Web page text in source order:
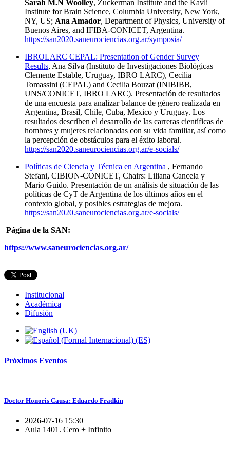
Sarah M.N Woolley, Zuckerman Institute and the Kavli
Institute for Brain Science, Columbia University, New York,
NY, US; Ana Amador, Department of Physics, University of
Buenos Aires, and IFIBA-CONICET, Argentina.
https://san2020.saneurociencias.org.ar/symposia/
IBROLARC CEPAL: Presentation of Gender Survey
Results, Ana Silva (Instituto de Investigaciones Biológicas
Clemente Estable, Uruguay, IBRO LARC), Cecilia
Tomassini (CEPAL) and Cecilia Bouzat (INIBIBB,
UNS/CONICET, IBRO LARC). Presentación de resultados
de una encuesta para analizar balance de género realizada en
Argentina, Brasil, Chile, Cuba, Mexico y Uruguay. Los
resultados describen el desarrollo de las carreras científicas de
hombres y mujeres relacionadas con su vida familiar, así como
la percepción de obstáculos para el éxito laboral.
https://san2020.saneurociencias.org.ar/e-socials/
Políticas de Ciencia y Técnica en Argentina , Fernando
Stefani, CIBION-CONICET, Chairs: Liliana Cancela y
Mario Guido. Presentación de un análisis de situación de las
políticas de CyT de Argentina de los últimos años en el
contexto global, y posibles estrategias de mejora.
https://san2020.saneurociencias.org.ar/e-socials/
Página de la SAN:
https://www.saneurociencias.org.ar/
Institucional
Académica
Difusión
Próximos Eventos
Doctor Honoris Causa: Eduardo Fradkin
2026-07-16 15:30 |
Aula 1401. Cero + Infinito